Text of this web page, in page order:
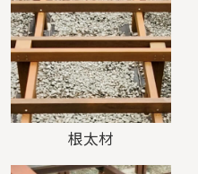
根太材